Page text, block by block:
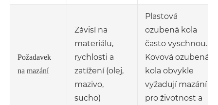
Požadavek
na mazání
Závisí na
materiálu,
rychlosti a
zatížení (olej,
mazivo,
sucho)
Plastová
ozubená kola
často vyschnou.
Kovová ozubená
kola obvykle
vyžadují mazání
pro životnost a